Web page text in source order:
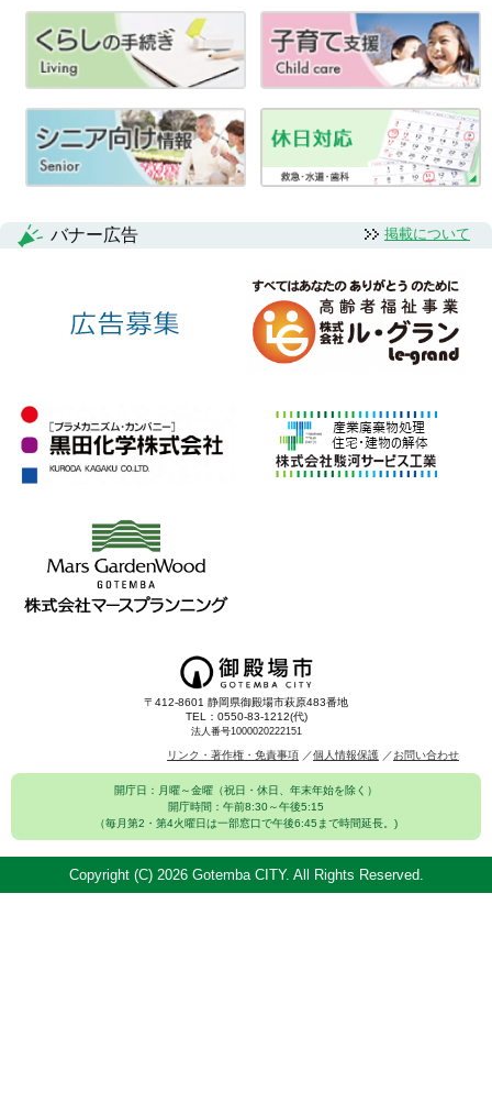
ー
ョ
バナー広告 掲載について
〒412-8601 静岡県御殿場市萩原483番地
TEL：0550-83-1212(代)
法人番号1000020222151
リンク・著作権・免責事項 個人情報保護 お問い合わせ
開庁日：月曜～金曜（祝日・休日、年末年始を除く）
開庁時間：午前8:30～午後5:15
（毎月第2・第4火曜日は一部窓口で午後6:45まで時間延長。)
Copyright (C) 2026 Gotemba CITY. All Rights Reserved.